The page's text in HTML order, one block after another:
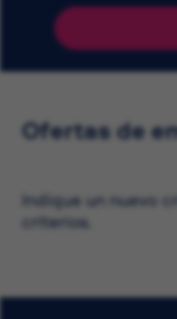
Ofertas de
Indique un nuevo
criterios.